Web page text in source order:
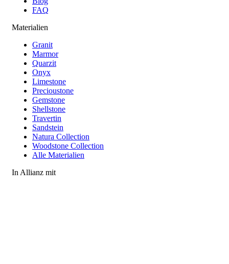
FAQ
Materialien
Granit
Marmor
Quarzit
Onyx
Limestone
Precioustone
Gemstone
Shellstone
Travertin
Sandstein
Natura Collection
Woodstone Collection
Alle Materialien
In Allianz mit